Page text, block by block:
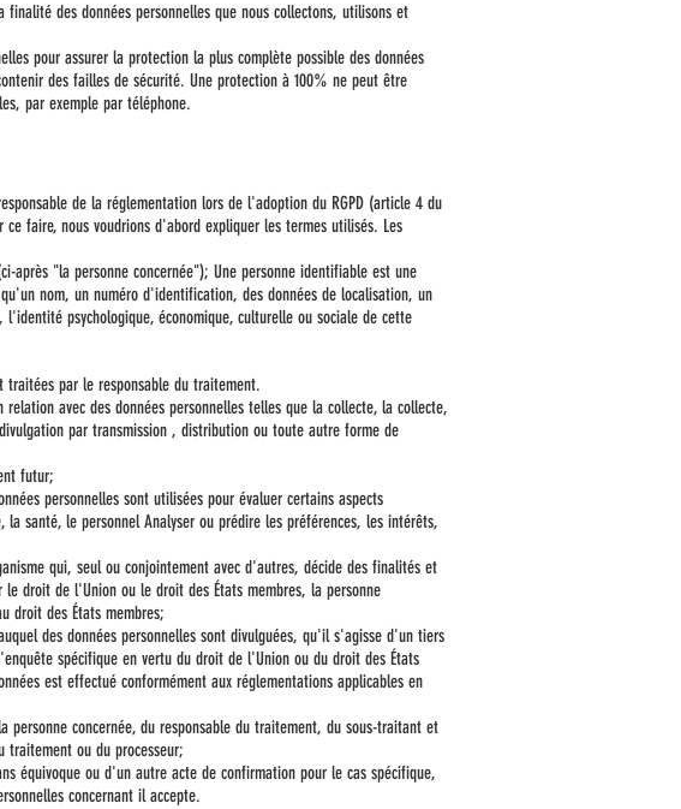
des données personnelles que nous collectons, utilisons et
pour assurer la protection la plus complète possible des données
des failles de sécurité. Une protection à 100% ne peut être
par exemple par téléphone.
de la réglementation lors de l'adoption du RGPD (article 4 du
faire, nous voudrions d'abord expliquer les termes utilisés. Les
après "la personne concernée"); Une personne identifiable est une
nom, un numéro d'identification, des données de localisation, un
psychologique, économique, culturelle ou sociale de cette
par le responsable du traitement.
avec des données personnelles telles que la collecte, la collecte,
par transmission , distribution ou toute autre forme de
futur;
personnelles sont utilisées pour évaluer certains aspects
santé, le personnel Analyser ou prédire les préférences, les intérêts,
qui, seul ou conjointement avec d'autres, décide des finalités et
droit de l'Union ou le droit des États membres, la personne
droit des États membres;
des données personnelles sont divulguées, qu'il s'agisse d'un tiers
spécifique en vertu du droit de l'Union ou du droit des États
est effectué conformément aux réglementations applicables en
personne concernée, du responsable du traitement, du sous-traitant et
traitement ou du processeur;
équivoque ou d'un autre acte de confirmation pour le cas spécifique,
concernant il accepte.